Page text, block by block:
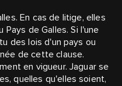
En cas de litige, elles
de Galles. Si l'une
des lois d'un pays ou
de cette clause.
en vigueur. Jaguar se
quelles qu'elles soient,